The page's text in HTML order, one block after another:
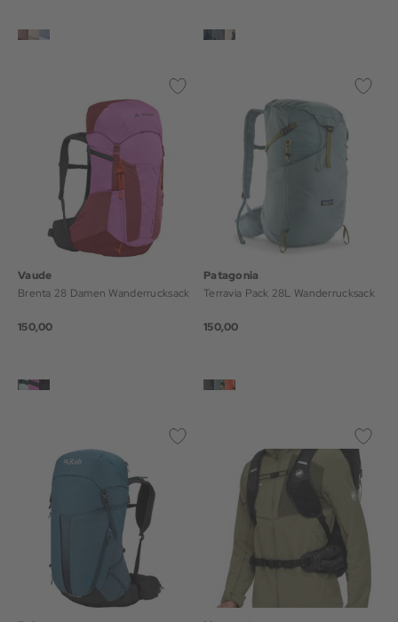
Vaude
Brenta 28 Damen Wanderrucksack
150,00
Patagonia
Terravia Pack 28L Wanderrucksack
150,00